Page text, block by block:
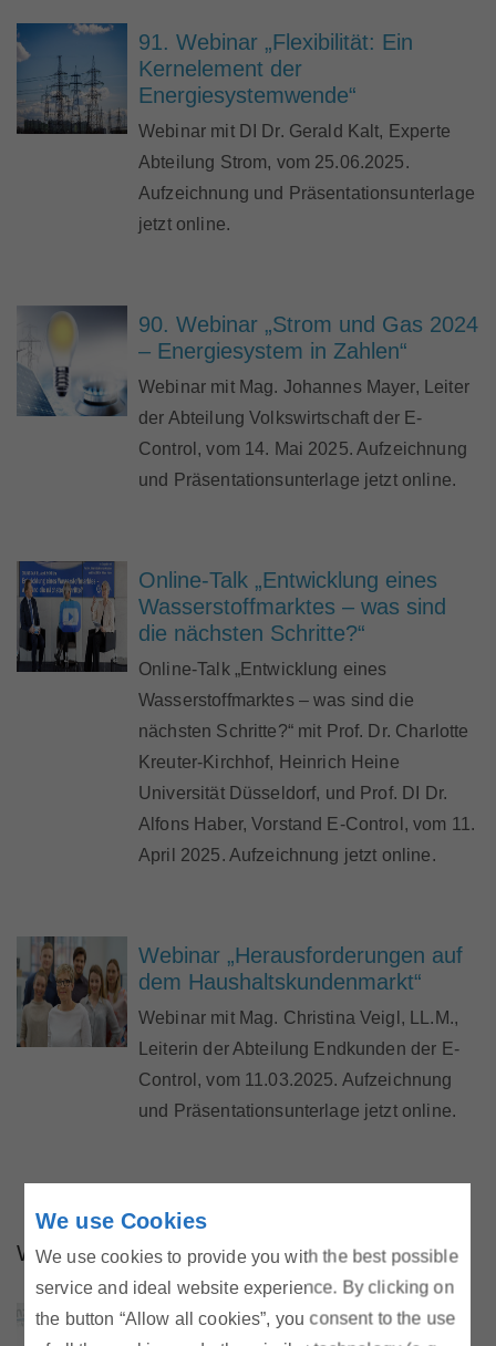
We use Cookies
We use cookies to provide you with the best possible
service and ideal website experience. By clicking on
the button “Allow all cookies”, you consent to the use
91. Webinar „Flexibilität: Ein
Kernelement der
Energiesystemwende“
Webinar mit DI Dr. Gerald Kalt, Experte
Abteilung Strom, vom 25.06.2025.
Aufzeichnung und Präsentationsunterlage
jetzt online.
90. Webinar „Strom und Gas 2024
– Energiesystem in Zahlen“
Webinar mit Mag. Johannes Mayer, Leiter
der Abteilung Volkswirtschaft der E-
Control, vom 14. Mai 2025. Aufzeichnung
und Präsentationsunterlage jetzt online.
Online-Talk „Entwicklung eines
Wasserstoffmarktes – was sind
die nächsten Schritte?“
Online-Talk „Entwicklung eines
Wasserstoffmarktes – was sind die
nächsten Schritte?“ mit Prof. Dr. Charlotte
Kreuter-Kirchhof, Heinrich Heine
Universität Düsseldorf, und Prof. DI Dr.
Alfons Haber, Vorstand E-Control, vom 11.
April 2025. Aufzeichnung jetzt online.
Webinar „Herausforderungen auf
dem Haushaltskundenmarkt“
Webinar mit Mag. Christina Veigl, LL.M.,
Leiterin der Abteilung Endkunden der E-
Control, vom 11.03.2025. Aufzeichnung
und Präsentationsunterlage jetzt online.
Webinare 2024
Webinar „Energieeffizienz